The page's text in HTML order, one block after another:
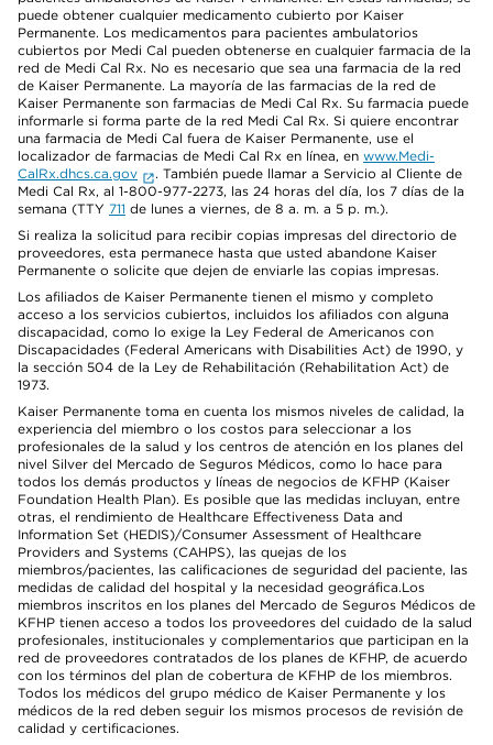
puede obtener cualquier medicamento cubierto por Kaiser
Permanente. Los medicamentos para pacientes ambulatorios
cubiertos por Medi Cal pueden obtenerse en cualquier farmacia de la
red de Medi Cal Rx. No es necesario que sea una farmacia de la red
de Kaiser Permanente. La mayoría de las farmacias de la red de
Kaiser Permanente son farmacias de Medi Cal Rx. Su farmacia puede
informarle si forma parte de la red Medi Cal Rx. Si quiere encontrar
una farmacia de Medi Cal fuera de Kaiser Permanente, use el
localizador de farmacias de Medi Cal Rx en línea, en www.Medi-
CalRx.dhcs.ca.gov
. También puede llamar a Servicio al Cliente de
Medi Cal Rx, al 1-800-977-2273, las 24 horas del día, los 7 días de la
semana (TTY 711 de lunes a viernes, de 8 a. m. a 5 p. m.).
Si realiza la solicitud para recibir copias impresas del directorio de
proveedores, esta permanece hasta que usted abandone Kaiser
Permanente o solicite que dejen de enviarle las copias impresas.
Los afiliados de Kaiser Permanente tienen el mismo y completo
acceso a los servicios cubiertos, incluidos los afiliados con alguna
discapacidad, como lo exige la Ley Federal de Americanos con
Discapacidades (Federal Americans with Disabilities Act) de 1990, y
la sección 504 de la Ley de Rehabilitación (Rehabilitation Act) de
1973.
Kaiser Permanente toma en cuenta los mismos niveles de calidad, la
experiencia del miembro o los costos para seleccionar a los
profesionales de la salud y los centros de atención en los planes del
nivel Silver del Mercado de Seguros Médicos, como lo hace para
todos los demás productos y líneas de negocios de KFHP (Kaiser
Foundation Health Plan). Es posible que las medidas incluyan, entre
otras, el rendimiento de Healthcare Effectiveness Data and
Information Set (HEDIS)/Consumer Assessment of Healthcare
Providers and Systems (CAHPS), las quejas de los
miembros/pacientes, las calificaciones de seguridad del paciente, las
medidas de calidad del hospital y la necesidad geográfica.Los
miembros inscritos en los planes del Mercado de Seguros Médicos de
KFHP tienen acceso a todos los proveedores del cuidado de la salud
profesionales, institucionales y complementarios que participan en la
red de proveedores contratados de los planes de KFHP, de acuerdo
con los términos del plan de cobertura de KFHP de los miembros.
Todos los médicos del grupo médico de Kaiser Permanente y los
médicos de la red deben seguir los mismos procesos de revisión de
calidad y certificaciones.